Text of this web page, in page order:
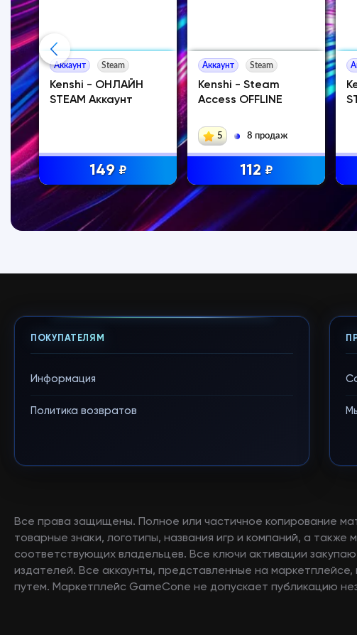
Аккаунт Steam
Kenshi - ОНЛАЙН
STEAM Аккаунт
149 ₽
Аккаунт Steam
Kenshi - Steam
Access OFFLINE
5 8 продаж
112 ₽
ПОКУПАТЕЛЯМ
Информация
Политика возвратов
Все права защищены. Полное или частичное копирование
товарные знаки, логотипы, названия игр и компаний, а
соответствующих владельцев. Все ключи активации
издателей. Все аккаунты, представленные на
путем. Маркетплейс GameCone не допускает публикацию